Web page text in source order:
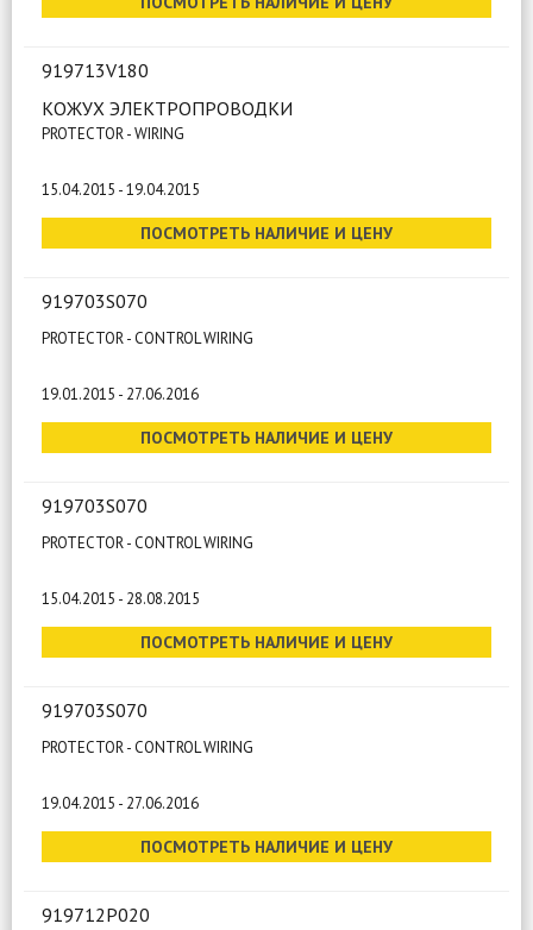
919713V180
КОЖУХ ЭЛЕКТРОПРОВОДКИ
PROTECTOR - WIRING
15.04.2015 - 19.04.2015
ПОСМОТРЕТЬ НАЛИЧИЕ И ЦЕНУ
919703S070
PROTECTOR - CONTROL WIRING
19.01.2015 - 27.06.2016
ПОСМОТРЕТЬ НАЛИЧИЕ И ЦЕНУ
919703S070
PROTECTOR - CONTROL WIRING
15.04.2015 - 28.08.2015
ПОСМОТРЕТЬ НАЛИЧИЕ И ЦЕНУ
919703S070
PROTECTOR - CONTROL WIRING
19.04.2015 - 27.06.2016
ПОСМОТРЕТЬ НАЛИЧИЕ И ЦЕНУ
919712P020